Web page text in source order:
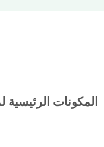
المكونات